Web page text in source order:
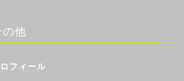
の他
フィール